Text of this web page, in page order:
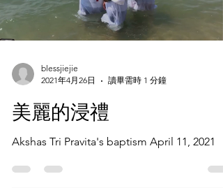
blessjiejie
2021年4月26日
讀畢需時 1 分鐘
美麗的浸禮
Akshas Tri Pravita's baptism April 11, 2021